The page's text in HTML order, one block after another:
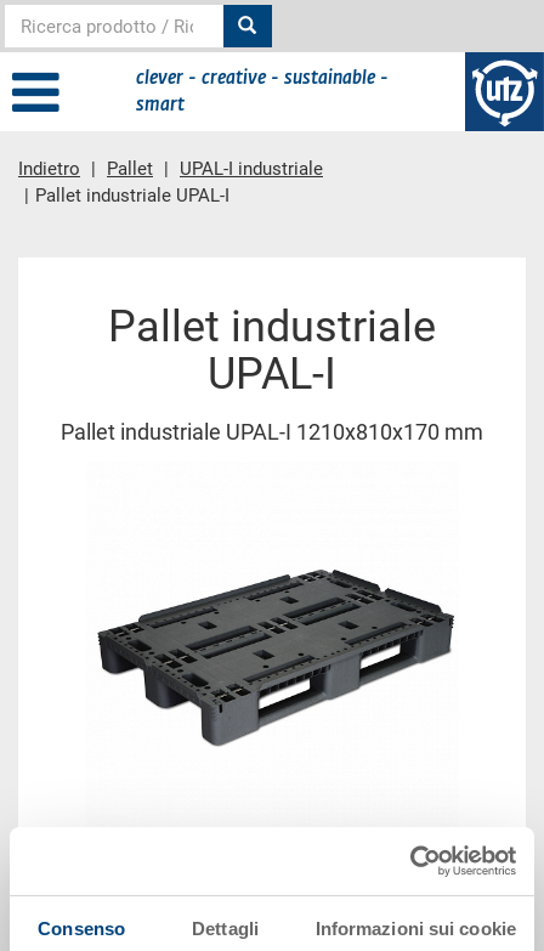
Consenso Dettagli Informazioni sui cookie
clever - creative - sustainable -
smart
Indietro Pallet
UPAL-I industriale
Pallet industriale UPAL-I
Pallet industriale
UPAL-I
Pallet industriale UPAL-I 1210x810x170 mm
immagine simile
Vedi animazione 3D